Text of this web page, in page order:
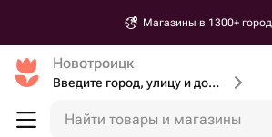
Магазины в 1300+
Новотроицк
Введите город, улицу и дом доставки
Найти товары и магазины